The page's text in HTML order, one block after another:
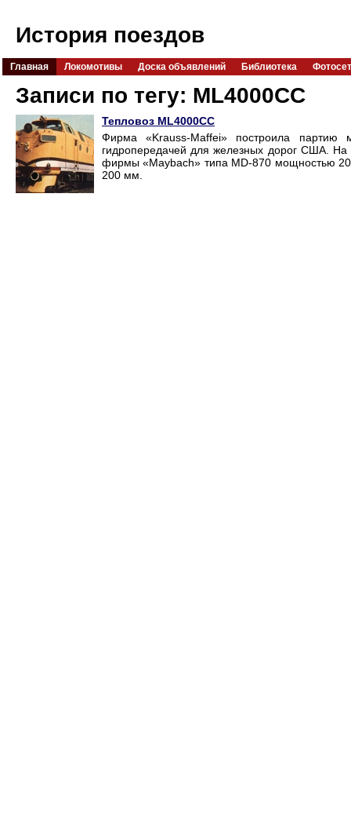
История поездов
Главная Локомотивы Доска объявлений Библиотека
Записи по тегу: ML4000CC
Тепловоз ML4000CC
Фирма «Krauss-Maffei» построила партию
гидропередачей для железных дорог США. На
фирмы «Maybach» типа MD-870 мощностью
200 мм.